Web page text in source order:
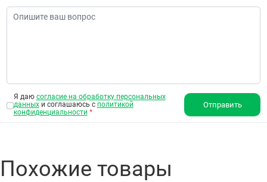
Я даю согласие на обработку персональных
данныхи соглашаюсь с политикой
конфиденциальности *
Отправить
Похожие товары